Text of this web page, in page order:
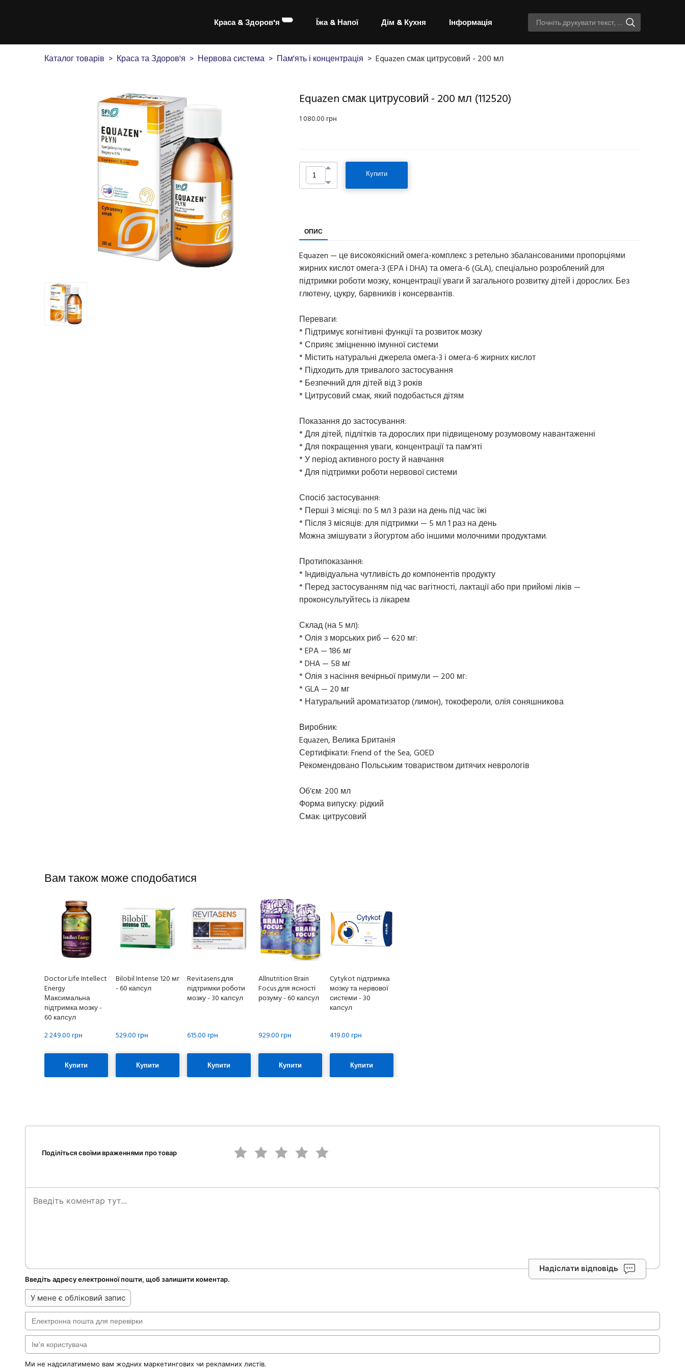
Краса & Здоров'я Їжа & Напої Дім & Кухня Інформація
Каталог товарів Краса та Здоров'я Нервова система Пам'ять і концентрація Equazen смак цитрусовий - 200 мл
Equazen смак цитрусовий - 200 мл (112520)
1 080.00 грн
Купити
ОПИС
Equazen — це високоякісний омега-комплекс з ретельно збалансованими пропорціями
жирних кислот омега-3 (EPA і DHA) та омега-6 (GLA), спеціально розроблений для
підтримки роботи мозку, концентрації уваги й загального розвитку дітей і дорослих. Без
глютену, цукру, барвників і консервантів.
Переваги:
* Підтримує когнітивні функції та розвиток мозку
* Сприяє зміцненню імунної системи
* Містить натуральні джерела омега-3 і омега-6 жирних кислот
* Підходить для тривалого застосування
* Безпечний для дітей від 3 років
* Цитрусовий смак, який подобається дітям
Показання до застосування:
* Для дітей, підлітків та дорослих при підвищеному розумовому навантаженні
* Для покращення уваги, концентрації та пам’яті
* У період активного росту й навчання
* Для підтримки роботи нервової системи
Спосіб застосування:
* Перші 3 місяці: по 5 мл 3 рази на день під час їжі
* Після 3 місяців: для підтримки — 5 мл 1 раз на день
Можна змішувати з йогуртом або іншими молочними продуктами.
Протипоказання:
* Індивідуальна чутливість до компонентів продукту
* Перед застосуванням під час вагітності, лактації або при прийомі ліків —
проконсультуйтесь із лікарем
Склад (на 5 мл):
* Олія з морських риб — 620 мг:
* EPA — 186 мг
* DHA — 58 мг
* Олія з насіння вечірньої примули — 200 мг:
* GLA — 20 мг
* Натуральний ароматизатор (лимон), токофероли, олія соняшникова
Виробник:
Equazen, Велика Британія
Сертифікати: Friend of the Sea, GOED
Рекомендовано Польським товариством дитячих неврологів
Об’єм: 200 мл
Форма випуску: рідкий
Смак: цитрусовий
Вам також може сподобатися
Doctor Life Intellect
Energy
Максимальна
підтримка мозку -
60 капсул
2 249.00 грн
Купити
Bilobil Intense 120 мг
- 60 капсул
529.00 грн
Купити
Revitasens для
підтримки роботи
мозку - 30 капсул
615.00 грн
Купити
Allnutrition Brain
Focus для ясності
розуму - 60 капсул
929.00 грн
Купити
Cytykot підтримка
мозку та нервової
системи - 30
капсул
419.00 грн
Купити
Поділіться своїми враженнями про товар
Надіслати відповідь
Введіть адресу електронної пошти, щоб залишити коментар.
У мене є обліковий запис
Ми не надсилатимемо вам жодних маркетингових чи рекламних листів.